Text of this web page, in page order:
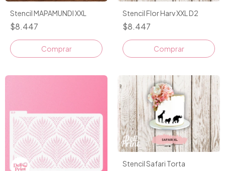
Stencil MAPAMUNDI XXL
$8.447
Stencil Flor Harv XXL D2
$8.447
Stencil Safari Torta